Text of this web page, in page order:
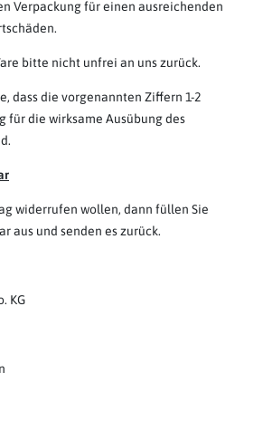
Verpackung für einen ausreichenden
bitte nicht unfrei an uns zurück.
dass die vorgenannten Ziffern 1-2
für die wirksame Ausübung des
widerrufen wollen, dann füllen Sie
aus und senden es zurück.
KG